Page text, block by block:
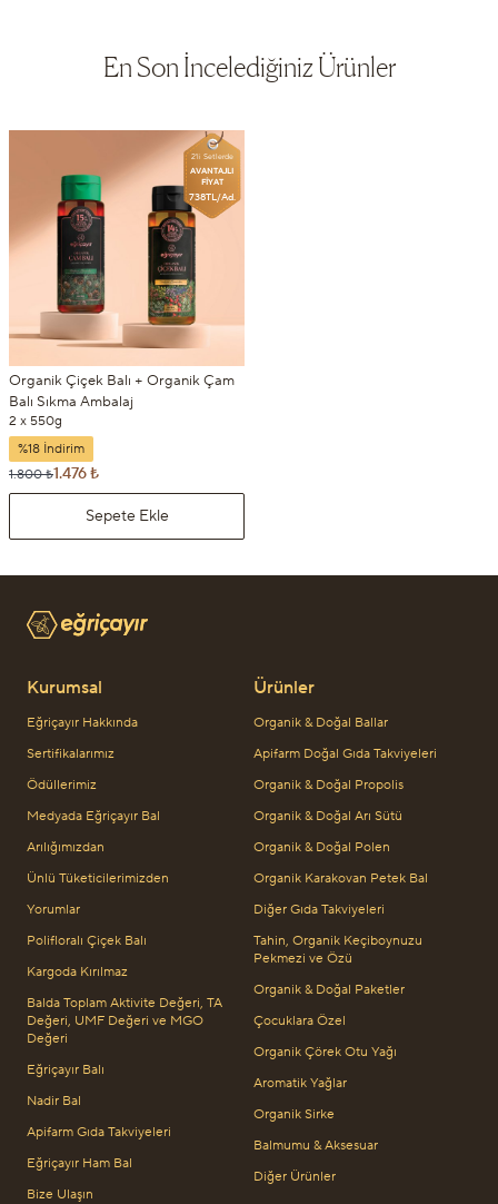
En Son İncelediğiniz Ürünler
Organik Çiçek Balı + Organik Çam
Balı Sıkma Ambalaj
2 x 550g
2'li Setlerde
AVANTAJLI
FİYAT
738TL/Ad.
%18 İndirim
1.800 ₺1.476 ₺
Sepete Ekle
Kurumsal
Eğriçayır Hakkında
Sertifikalarımız
Ödüllerimiz
Medyada Eğriçayır Bal
Arılığımızdan
Ünlü Tüketicilerimizden
Yorumlar
Polifloralı Çiçek Balı
Kargoda Kırılmaz
Balda Toplam Aktivite Değeri, TA
Değeri, UMF Değeri ve MGO
Değeri
Eğriçayır Balı
Nadir Bal
Apifarm Gıda Takviyeleri
Eğriçayır Ham Bal
Bize Ulaşın
Ürünler
Organik & Doğal Ballar
Apifarm Doğal Gıda Takviyeleri
Organik & Doğal Propolis
Organik & Doğal Arı Sütü
Organik & Doğal Polen
Organik Karakovan Petek Bal
Diğer Gıda Takviyeleri
Tahin, Organik Keçiboynuzu
Pekmezi ve Özü
Organik & Doğal Paketler
Çocuklara Özel
Organik Çörek Otu Yağı
Aromatik Yağlar
Organik Sirke
Balmumu & Aksesuar
Diğer Ürünler